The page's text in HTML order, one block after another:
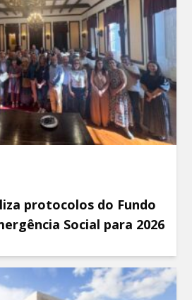
protocolos do Fundo
Social para 2026